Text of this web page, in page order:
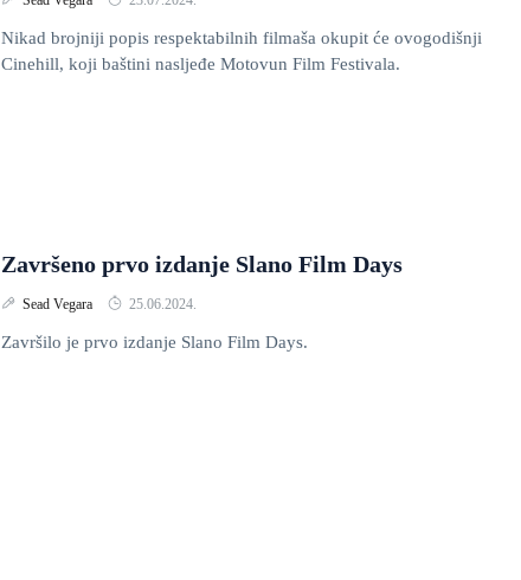
Nikad brojniji popis respektabilnih filmaša okupit će ovogodišnji
Cinehill, koji baštini nasljeđe Motovun Film Festivala.
Završeno prvo izdanje Slano Film Days
Sead Vegara 25.06.2024.
Završilo je prvo izdanje Slano Film Days.